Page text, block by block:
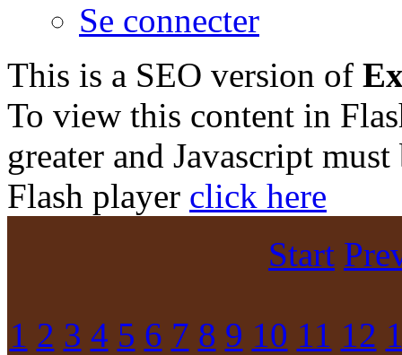
Se connecter
This is a SEO version of
To view this content in
greater and Javascript
Flash player click here
Start
1 2 3 4 5 6 7 8 9 10 11 12